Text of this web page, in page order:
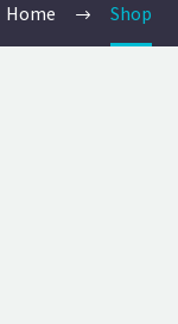
Home Shop